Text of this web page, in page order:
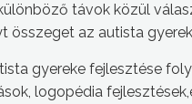
távok közül
az autista
gyereke fejlesztése
logopédia